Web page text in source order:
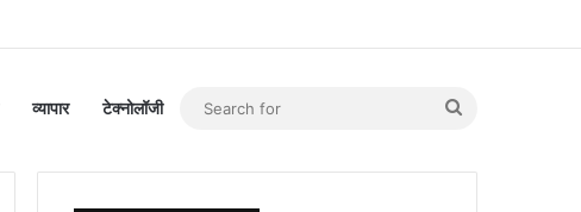
व्यापार टेक्नोलॉजी